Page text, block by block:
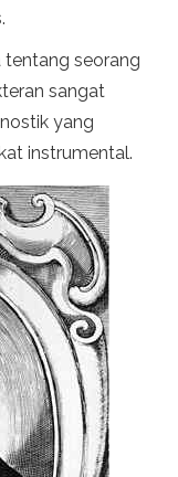
tentang seorang
sangat
yang
instrumental.